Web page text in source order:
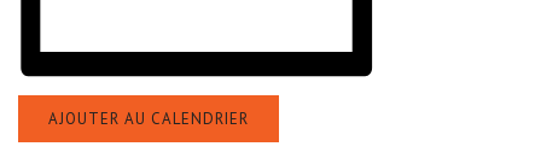
AJOUTER AU CALENDRIER